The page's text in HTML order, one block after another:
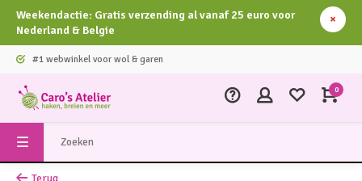
Weekendactie: Gratis verzending al vanaf 25 euro voor
Nederland & Belgie
#1 webwinkel voor wol & garen
0
Terug